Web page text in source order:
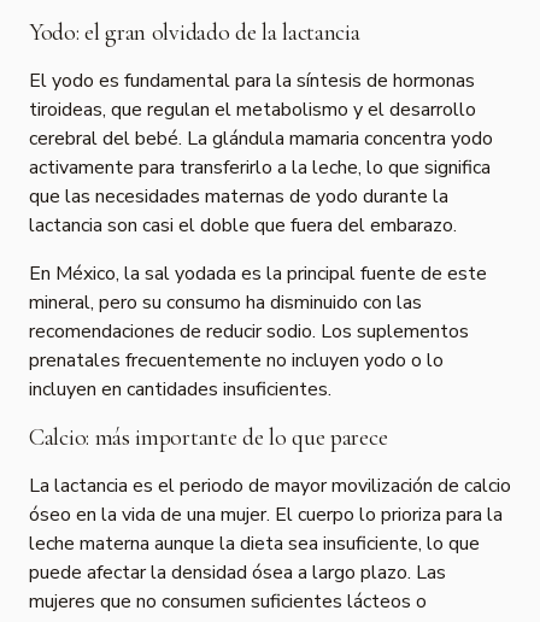
Yodo: el gran olvidado de la lactancia
El yodo es fundamental para la síntesis de hormonas
tiroideas, que regulan el metabolismo y el desarrollo
cerebral del bebé. La glándula mamaria concentra yodo
activamente para transferirlo a la leche, lo que significa
que las necesidades maternas de yodo durante la
lactancia son casi el doble que fuera del embarazo.
En México, la sal yodada es la principal fuente de este
mineral, pero su consumo ha disminuido con las
recomendaciones de reducir sodio. Los suplementos
prenatales frecuentemente no incluyen yodo o lo
incluyen en cantidades insuficientes.
Calcio: más importante de lo que parece
La lactancia es el periodo de mayor movilización de calcio
óseo en la vida de una mujer. El cuerpo lo prioriza para la
leche materna aunque la dieta sea insuficiente, lo que
puede afectar la densidad ósea a largo plazo. Las
mujeres que no consumen suficientes lácteos o